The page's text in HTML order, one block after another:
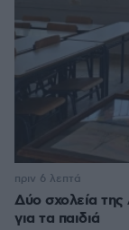
Δύο σχολεία
για τα παιδιά
πριν 6 λεπτά